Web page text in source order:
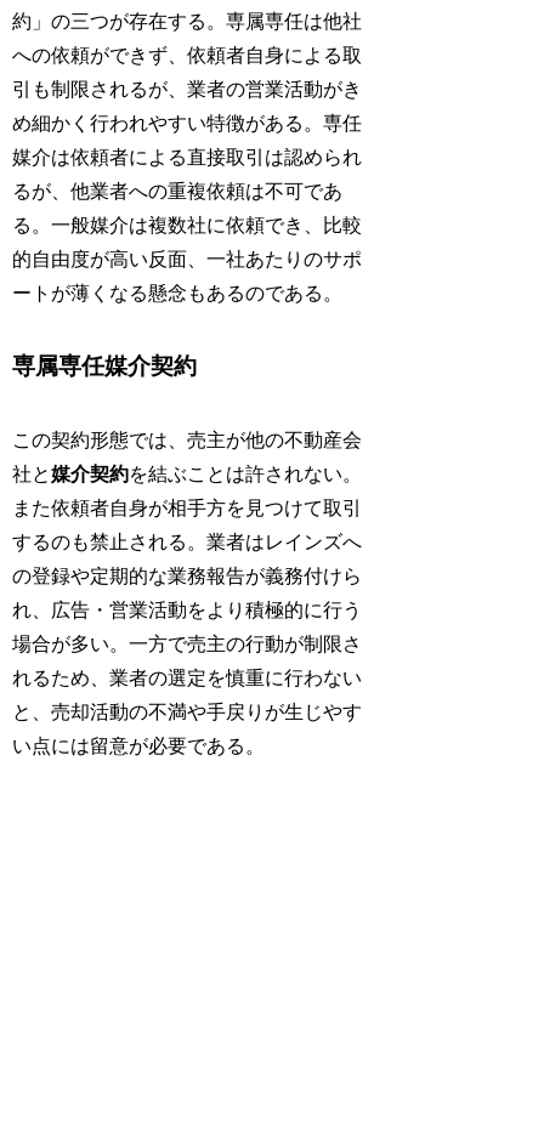
約」の三つが存在する。専属専任は他社
への依頼ができず、依頼者自身による取
引も制限されるが、業者の営業活動がき
め細かく行われやすい特徴がある。専任
媒介は依頼者による直接取引は認められ
るが、他業者への重複依頼は不可であ
る。一般媒介は複数社に依頼でき、比較
的自由度が高い反面、一社あたりのサポ
ートが薄くなる懸念もあるのである。
専属専任媒介契約
この契約形態では、売主が他の不動産会
社と媒介契約を結ぶことは許されない。
また依頼者自身が相手方を見つけて取引
するのも禁止される。業者はレインズへ
の登録や定期的な業務報告が義務付けら
れ、広告・営業活動をより積極的に行う
場合が多い。一方で売主の行動が制限さ
れるため、業者の選定を慎重に行わない
と、売却活動の不満や手戻りが生じやす
い点には留意が必要である。